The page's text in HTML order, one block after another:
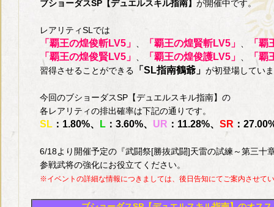
ブショーダスSP【デュエルスキル指南】 が開催中です。
レアリティSLでは
「覇王の煌俊斬LV5」 「覇王の煌賢斬LV5」
「
「覇王の煌俊賢LV5」
「覇王の煌俊護LV5」 「
習得させることができる 「SL指南鶴爺」 が初登場してい
今回のブショーダスSP【デュエルスキル指南】の
各レアリティの排出確率は下記の通りです。
SL ：1.80%、 L ：3.60%、 UR ：11.28%、 SR ：
6/18より開催予定の 『武闘祭[勝抜武闘]天雷の試練～第三十
参戦武将の強化にお役立てください。
※イベントの詳細な情報につきましては、後日告知にてご案内させて